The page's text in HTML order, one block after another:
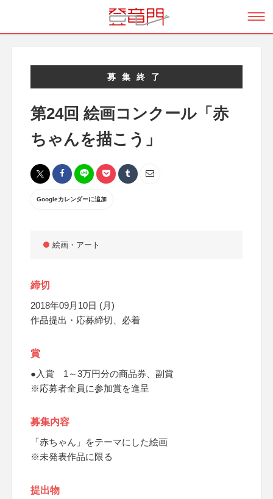
募集終了
第24回 絵画コンクール「赤
ちゃんを描こう」
Googleカレンダーに追加
絵画・アート
締切
2018年09月10日 (月)
作品提出・応募締切、必着
賞
●入賞 1～3万円分の商品券、副賞
※応募者全員に参加賞を進呈
募集内容
「赤ちゃん」をテーマにした絵画
※未発表作品に限る
提出物